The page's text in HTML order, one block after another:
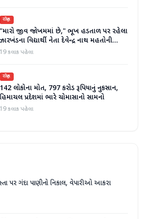
રાષ્ટ્રીય
"મારો જીવ જોખમમાં છે," ભૂખ હડતાળ પર રહેલા
ઝારખંડના વિદ્યાર્થી નેતા દેવેન્દ્ર નાથ મહતોની
તબિયત ખરાબ
19 કલાક પહેલા
રાષ્ટ્રીય
142 લોકોના મોત, 797 કરોડ રૂપિયાનું નુકસાન,
હિમાચલ પ્રદેશમાં ભારે ચોમાસાનો સામનો
19 કલાક પહેલા
પર ગંદા પાણીનો નિકાલ, વેપારીઓ આકરા